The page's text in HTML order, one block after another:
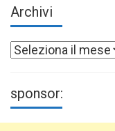
Archivi
Archivi
sponsor: